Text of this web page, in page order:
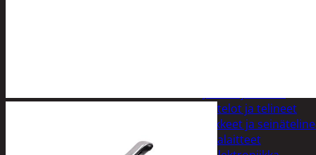
Kotelot ja telineet
Tv-tarvikkeet ja
Varavirtalaitteet